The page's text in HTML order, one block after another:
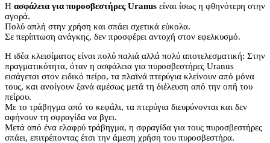
Η ασφάλεια για πυροσβεστήρες Uranus είναι ίσως η φθηνότερη στην
αγορά.
Πολύ απλή στην χρήση και σπάει σχετικά εύκολα.
Σε περίπτωση ανάγκης, δεν προσφέρει αντοχή στον εφελκυσμό.
Η ιδέα κλεισίματος είναι πολύ παλιά αλλά πολύ αποτελεσματική: Στην
πραγματικότητα, όταν η ασφάλεια για πυροσβεστήρες Uranus
εισάγεται στον ειδικό πείρο, τα πλαϊνά πτερύγια κλείνουν από μόνα
τους, και ανοίγουν ξανά αμέσως μετά τη διέλευση από την οπή του
πείρου.
Με το τράβηγμα από το κεφάλι, τα πτερύγια διευρύνονται και δεν
αφήνουν τη σφραγίδα να βγει.
Μετά από ένα ελαφρύ τράβηγμα, η σφραγίδα για τους πυροσβεστήρες
σπάει, επιτρέποντας έτσι την άμεση χρήση του πυροσβεστήρα.